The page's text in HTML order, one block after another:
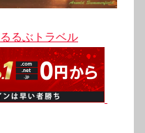
るるぶトラベル